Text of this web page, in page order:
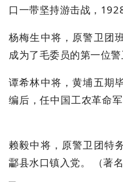
口一带坚持游击战，
杨梅生中将，原警卫团
成为了毛委员的第一位警
谭希林中将，黄埔五期
编后，任中国工农革命
赖毅中将，原警卫团特
酃县水口镇入党。 （著